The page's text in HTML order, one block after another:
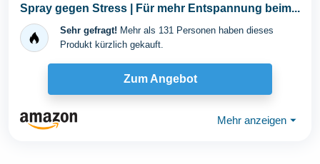
Spray gegen Stress | Für mehr Entspannung beim...
Sehr gefragt! Mehr als 131 Personen haben dieses
Produkt kürzlich gekauft.
Zum Angebot
Mehr anzeigen ⏷